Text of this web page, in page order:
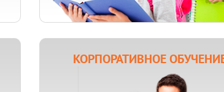
КОРПОРАТИВНОЕ